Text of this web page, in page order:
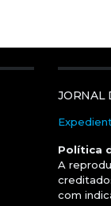
JORNAL
Política
A
com